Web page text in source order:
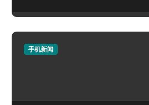
手机新闻